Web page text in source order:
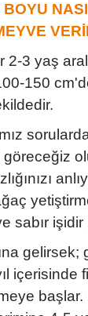
3 yaş
150
sabır işidir
gelirsek;
içerisinde
başlar.